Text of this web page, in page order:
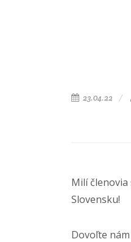
23.04.22
Milí
Slovensku!
Dovoľte